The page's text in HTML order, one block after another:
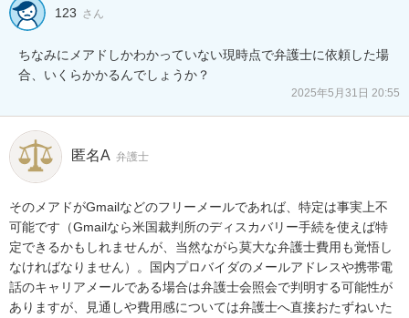
123 さん
ちなみにメアドしかわかっていない現時点で弁護士に依頼した場
合、いくらかかるんでしょうか？
2025年5月31日 20:55
匿名A 弁護士
そのメアドがGmailなどのフリーメールであれば、特定は事実上不
可能です（Gmailなら米国裁判所のディスカバリー手続を使えば特
定できるかもしれませんが、当然ながら莫大な弁護士費用も覚悟し
なければなりません）。国内プロバイダのメールアドレスや携帯電
話のキャリアメールである場合は弁護士会照会で判明する可能性が
ありますが、見通しや費用感については弁護士へ直接おたずねいた